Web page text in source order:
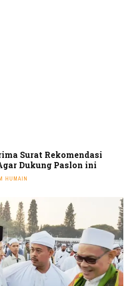
Surat Rekomendasi
Dukung Paslon ini
HUMAIN